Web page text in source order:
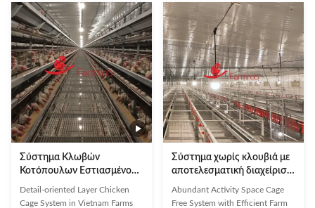
systems significantly increase
stocking density while optimizing
limited space usage and ...
2. The cage is well-designed for
all breeding operations,
particularly for the ...
Σύστημα Κλωβών
Κοτόπουλων Εστιασμένο
στη Λεπτομέρεια σε
Φάρμες του Βιετνάμ
Detail-oriented Layer Chicken
Cage System in Vietnam Farms
Σύστημα χωρίς κλουβιά με
αποτελεσματική διαχείριση
της γεωργικής
εκμετάλλευσης
Abundant Activity Space Cage
Free System with Efficient Farm